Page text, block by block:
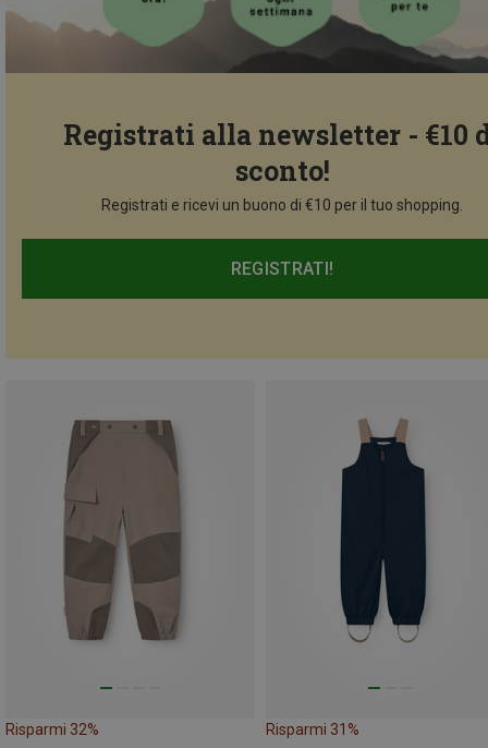
Registrati alla newsletter - €10
sconto!
Registrati e ricevi un buono di €10 per il tuo shopping.
REGISTRATI!
Risparmi 32% Risparmi 31%